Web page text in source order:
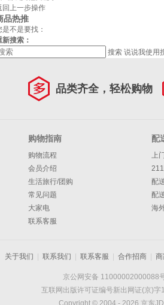
回上一步操作
品热推
是不是要找：
新搜索：
搜索 说说我使用
品类齐全，轻松购物
购物指南
购物流程
会员介绍
生活旅行/团购
常见问题
大家电
联系客服
配
上
配
配
海
关于我们 联系我们 联系客服 合作招商 商
京公网安备 11000002000088
互联网出版许可证编号新出网证(京)字
Copyright © 2004 - 2026 京东